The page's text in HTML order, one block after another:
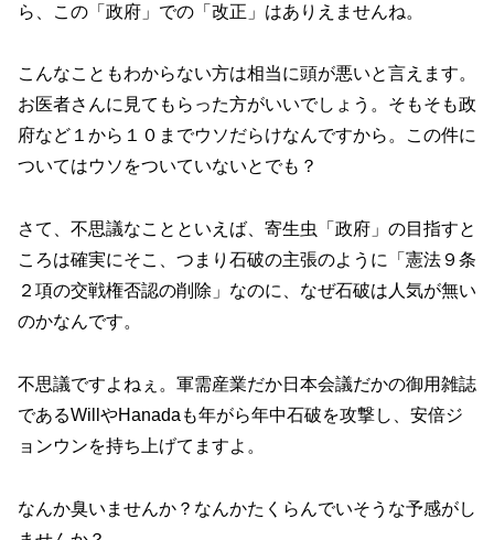
ら、この「政府」での「改正」はありえませんね。
こんなこともわからない方は相当に頭が悪いと言えます。
お医者さんに見てもらった方がいいでしょう。そもそも政
府など１から１０までウソだらけなんですから。この件に
ついてはウソをついていないとでも？
さて、不思議なことといえば、寄生虫「政府」の目指すと
ころは確実にそこ、つまり石破の主張のように「憲法９条
２項の交戦権否認の削除」なのに、なぜ石破は人気が無い
のかなんです。
不思議ですよねぇ。軍需産業だか日本会議だかの御用雑誌
であるWillやHanadaも年がら年中石破を攻撃し、安倍ジ
ョンウンを持ち上げてますよ。
なんか臭いませんか？なんかたくらんでいそうな予感がし